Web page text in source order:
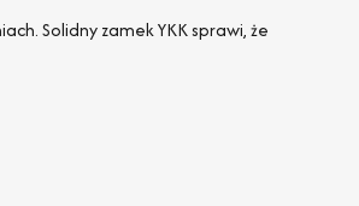
Solidny zamek YKK sprawi, że